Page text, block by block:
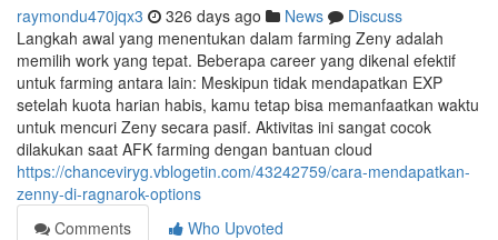
raymondu470jqx3 326 days ago News
Discuss
Langkah awal yang menentukan dalam farming Zeny adalah
memilih work yang tepat. Beberapa career yang dikenal efektif
untuk farming antara lain: Meskipun tidak mendapatkan EXP
setelah kuota harian habis, kamu tetap bisa memanfaatkan waktu
untuk mencuri Zeny secara pasif. Aktivitas ini sangat cocok
dilakukan saat AFK farming dengan bantuan cloud
https://chanceviryg.vblogetin.com/43242759/cara-mendapatkan-
zenny-di-ragnarok-options
Comments
Who Upvoted